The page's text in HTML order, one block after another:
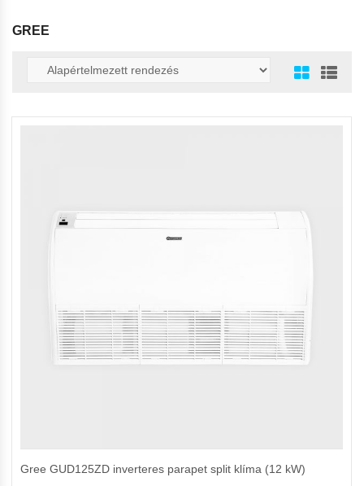
GREE
Gree GUD125ZD inverteres parapet split klíma (12 kW)